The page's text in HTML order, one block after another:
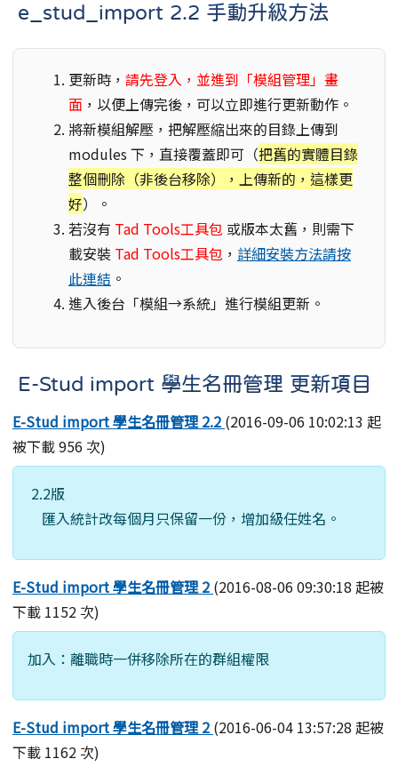
e_stud_import 2.2 手動升級方法
更新時， 請先登入，並進到「模組管理」畫
面 ，以便上傳完後，可以立即進行更新動作。
將新模組解壓，把解壓縮出來的目錄上傳到
modules 下，直接覆蓋即可（把舊的實體目錄
整個刪除（非後台移除），上傳新的，這樣更
好）。
若沒有 Tad Tools工具包 或版本太舊，則需下
載安裝 Tad Tools工具包 ， 詳細安裝方法請按
此連結 。
進入後台「模組→系統」進行模組更新。
E-Stud import 學生名冊管理 更新項目
E-Stud import 學生名冊管理 2.2 (2016-09-06 10:02:13 起
被下載 956 次)
2.2版
匯入統計改每個月只保留一份，增加級任姓名。
E-Stud import 學生名冊管理 2 (2016-08-06 09:30:18 起被
下載 1152 次)
加入：離職時一併移除所在的群組權限
E-Stud import 學生名冊管理 2 (2016-06-04 13:57:28 起被
下載 1162 次)